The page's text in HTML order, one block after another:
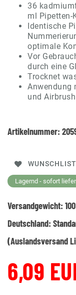
36
ml
Identische
optimale
Vor
durch eine
Trocknet
Anwendung
und
Artikelnummer:
Lagernd - sofort
Versandgewicht: 100
Deutschland:
(Auslandsversand
6,09